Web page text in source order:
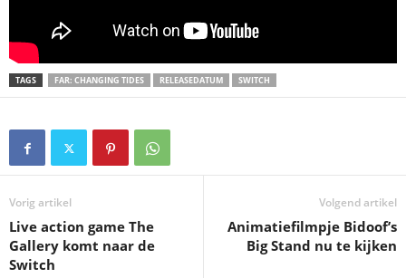
TAGS FAR: CHANGING TIDES RELEASEDATUM SWITCH
Vorig artikel
Live action game The
Gallery komt naar de
Switch
Volgend artikel
Animatiefilmpje Bidoof’s
Big Stand nu te kijken